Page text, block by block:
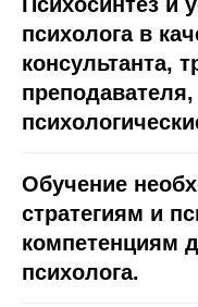
психолога в
консультанта,
Обучение
стратегиям и
компетенциям
психолога.